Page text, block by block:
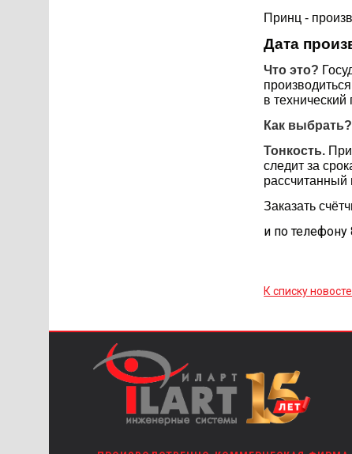
Принц -
Дата
Что это?
в
Как выбрать?
Тонкость.
следит за
Заказать
и по
К списку